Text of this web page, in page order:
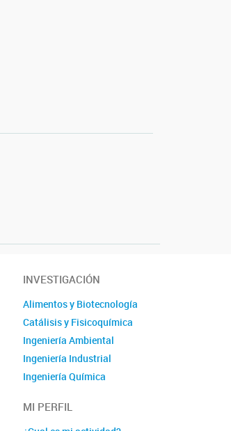
INVESTIGACIÓN
Alimentos y Biotecnología
Catálisis y Fisicoquímica
Ingeniería Ambiental
Ingeniería Industrial
Ingeniería Química
Química
MI PERFIL